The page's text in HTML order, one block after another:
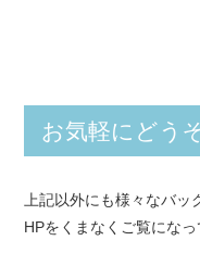
お気軽にどう
上記以外にも様々なバッ
HPをくまなくご覧になっ